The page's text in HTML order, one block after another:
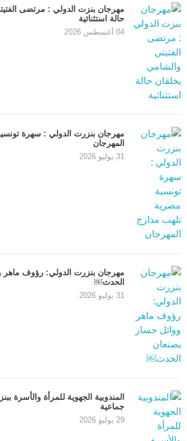
مهرجان بنزت الدولي : مرتضى
حالة استثنائية
04 أغسطس 2026
مهرجان بنزرت الدولي : سهرة
المهرجان
31 يوليو 2026
مهرجان بنزرت الدولي: رؤوف ماهر
الحدث￼
31 يوليو 2026
المندوبية الجهوية للمرأة والأسرة
جماعية
29 يوليو 2026